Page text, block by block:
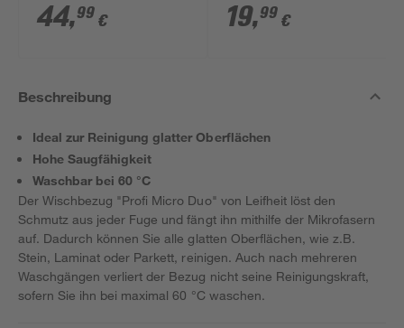
44,99 € 19,99 €
Beschreibung
Ideal zur Reinigung glatter Oberflächen
Hohe Saugfähigkeit
Waschbar bei 60 °C
Der Wischbezug "Profi Micro Duo" von Leifheit löst den
Schmutz aus jeder Fuge und fängt ihn mithilfe der Mikrofasern
auf. Dadurch können Sie alle glatten Oberflächen, wie z.B.
Stein, Laminat oder Parkett, reinigen. Auch nach mehreren
Waschgängen verliert der Bezug nicht seine Reinigungskraft,
sofern Sie ihn bei maximal 60 °C waschen.